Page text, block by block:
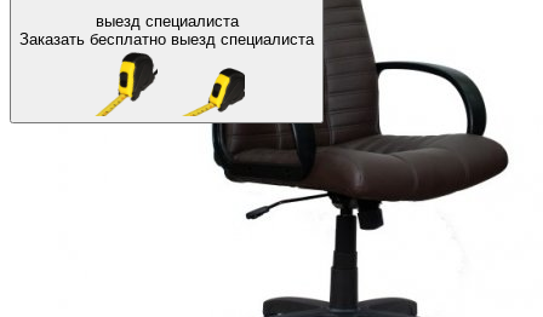
выезд специалиста
Заказать бесплатно выезд специалиста